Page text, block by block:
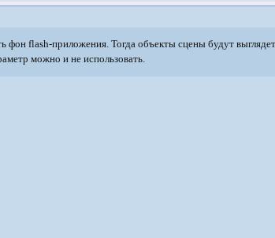
фон flash-приложения. Тогда объекты сцены будут
можно и не использовать.